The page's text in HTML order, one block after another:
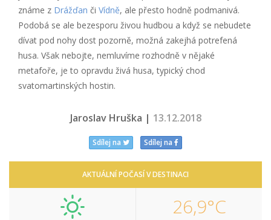
známe z Drážďan či Vídně, ale přesto hodně podmanivá.
Podobá se ale bezesporu živou hudbou a když se nebudete
dívat pod nohy dost pozorně, možná zakejhá potrefená
husa. Však nebojte, nemluvíme rozhodně v nějaké
metafoře, je to opravdu živá husa, typický chod
svatomartinských hostin.
Jaroslav Hruška | 13.12.2018
Sdílej na Sdílej na
AKTUÁLNÍ POČASÍ V DESTINACI
26,9°C